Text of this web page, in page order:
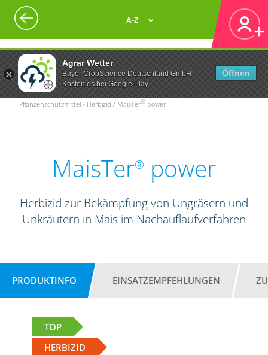
Agrar Wetter
Bayer CropScience Deutschland GmbH
Kostenlos bei Google Play
Öffnen
A-Z
Pflanzenschutzmittel / Herbizid / MaisTer® power
MaisTer® power
Herbizid zur Bekämpfung von Ungräsern und
Unkräutern in Mais im Nachauflaufverfahren
PRODUKTINFO EINSATZEMPFEHLUNGEN
TOP
HERBIZID